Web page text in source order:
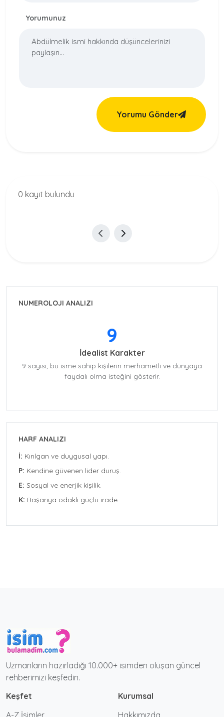
Yorumunuz
Yorumu Gönder
0 kayıt bulundu
NUMEROLOJI ANALIZI
9
İdealist Karakter
9 sayısı, bu isme sahip kişilerin merhametli ve dünyaya
faydalı olma isteğini gösterir.
HARF ANALIZI
İ: Kırılgan ve duygusal yapı.
P: Kendine güvenen lider duruş.
E: Sosyal ve enerjik kişilik.
K: Başarıya odaklı güçlü irade.
Uzmanların hazırladığı 10.000+ isimden oluşan güncel
rehberimizi keşfedin.
Keşfet
A-Z İsimler
Kurumsal
Hakkımızda